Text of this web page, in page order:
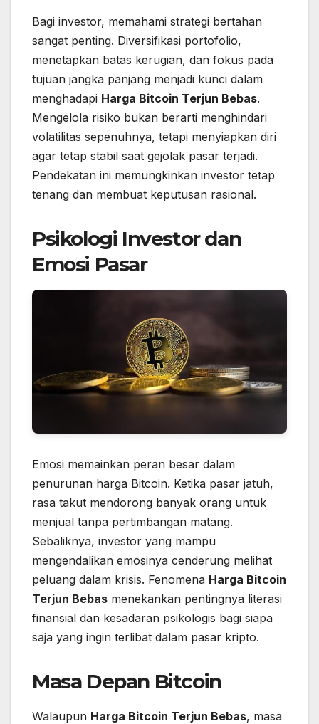
Bagi investor, memahami strategi bertahan
sangat penting. Diversifikasi portofolio,
menetapkan batas kerugian, dan fokus pada
tujuan jangka panjang menjadi kunci dalam
menghadapi Harga Bitcoin Terjun Bebas.
Mengelola risiko bukan berarti menghindari
volatilitas sepenuhnya, tetapi menyiapkan diri
agar tetap stabil saat gejolak pasar terjadi.
Pendekatan ini memungkinkan investor tetap
tenang dan membuat keputusan rasional.
Psikologi Investor dan
Emosi Pasar
Emosi memainkan peran besar dalam
penurunan harga Bitcoin. Ketika pasar jatuh,
rasa takut mendorong banyak orang untuk
menjual tanpa pertimbangan matang.
Sebaliknya, investor yang mampu
mengendalikan emosinya cenderung melihat
peluang dalam krisis. Fenomena Harga Bitcoin
Terjun Bebas menekankan pentingnya literasi
finansial dan kesadaran psikologis bagi siapa
saja yang ingin terlibat dalam pasar kripto.
Masa Depan Bitcoin
Walaupun Harga Bitcoin Terjun Bebas, masa